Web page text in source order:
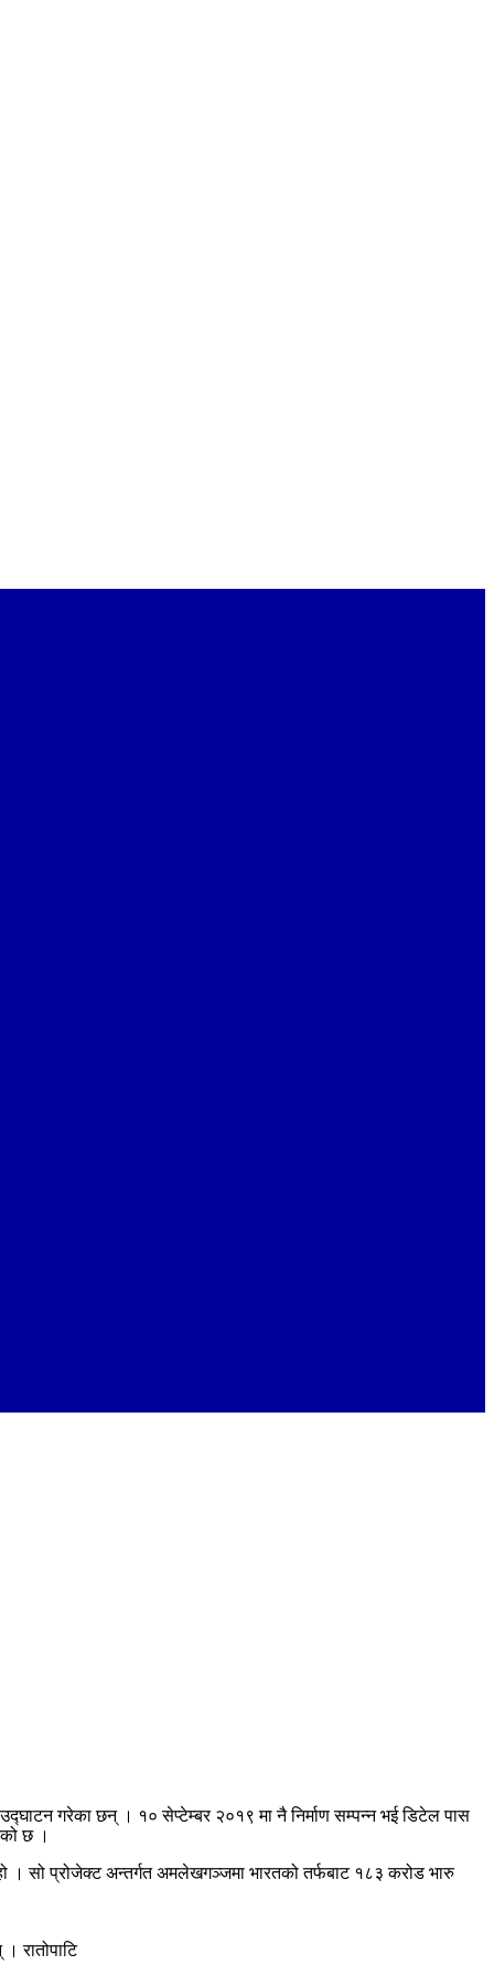
गरेका छन् । १० सेप्टेम्बर २०१९ मा नै निर्माण सम्पन्न भई डिटेल पास
छ ।
। सो प्रोजेक्ट अन्तर्गत अमलेखगञ्जमा भारतको तर्फबाट १८३ करोड भारु
रातोपाटि